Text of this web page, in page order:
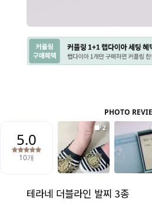
테라네 더블라인 발찌 3종